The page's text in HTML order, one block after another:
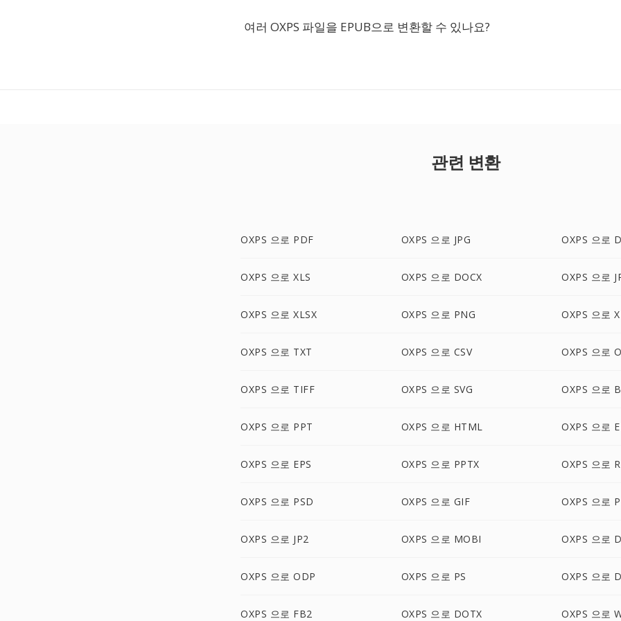
여러 OXPS 파일을 EPUB으로 변환할 수 있나요?
관련 변환
OXPS 으로 PDF OXPS 으로 JPG OXPS 으로
OXPS 으로 XLS OXPS 으로 DOCX OXPS 으로
OXPS 으로 XLSX OXPS 으로 PNG OXPS 으로
OXPS 으로 TXT OXPS 으로 CSV OXPS 으로
OXPS 으로 TIFF OXPS 으로 SVG OXPS 으로
OXPS 으로 PPT OXPS 으로 HTML OXPS 으로
OXPS 으로 EPS OXPS 으로 PPTX OXPS 으로
OXPS 으로 PSD OXPS 으로 GIF OXPS 으로
OXPS 으로 JP2 OXPS 으로 MOBI OXPS 으로
OXPS 으로 ODP OXPS 으로 PS OXPS 으로
OXPS 으로 FB2 OXPS 으로 DOTX OXPS 으로